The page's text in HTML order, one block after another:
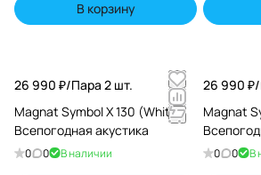
В корзину
26 990 ₽/Пара 2 шт.
Magnat Symbol X 130 (White)
Всепогодная акустика
0 0 В наличии
26 990 ₽/
Magnat Symbol X
0 0 В